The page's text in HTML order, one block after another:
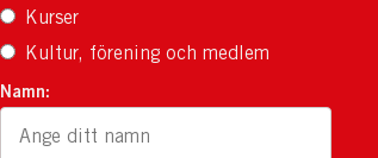
Kurser
Kultur, förening och medlem
Namn: